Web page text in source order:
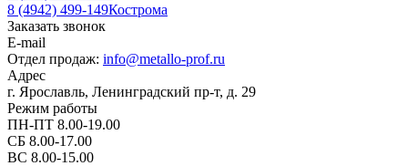
8 (4942) 499-149Кострома
Заказать звонок
E-mail
Отдел продаж: info@metallo-prof.ru
Адрес
г. Ярославль, Ленинградский пр-т, д. 29
Режим работы
ПН-ПТ 8.00-19.00
СБ 8.00-17.00
ВС 8.00-15.00